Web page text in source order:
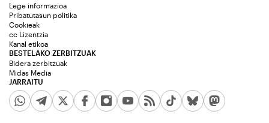
JARRAITU
Lege informazioa
Pribatutasun politika
Cookieak
cc Lizentzia
Kanal etikoa
BESTELAKO ZERBITZUAK
Bidera zerbitzuak
Midas Media